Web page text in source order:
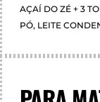
AÇAÍ DO ZÉ + 3
PÓ, LEITE